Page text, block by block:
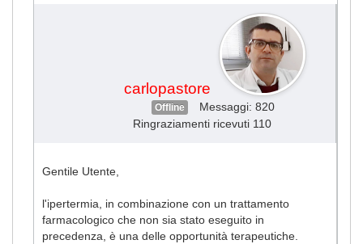
carlopastore
Offline
Messaggi: 820
Ringraziamenti ricevuti 110
Gentile Utente,
l'ipertermia, in combinazione con un trattamento
farmacologico che non sia stato eseguito in
precedenza, è una delle opportunità terapeutiche.